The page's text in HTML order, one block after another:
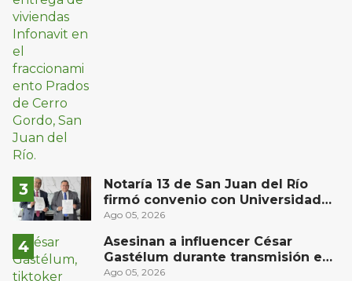
Notaría 13 de San Juan del Río
firmó convenio con Universidad
del Bajío para recibir estudiantes
Ago 05, 2026
Asesinan a influencer César
Gastélum durante transmisión en
vivo en Sinaloa
Ago 05, 2026